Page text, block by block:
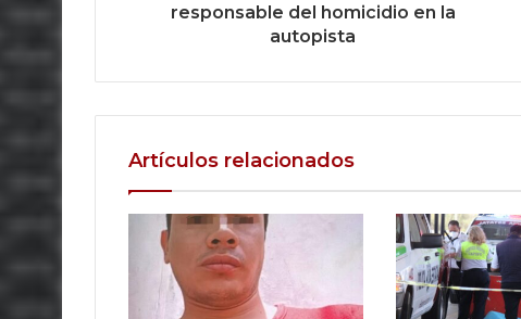
responsable del homicidio en la
autopista
Artículos relacionados